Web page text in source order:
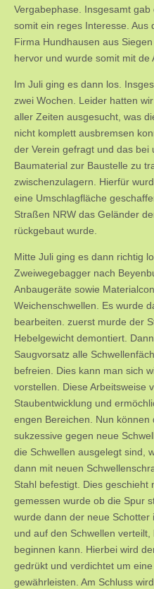
Vergabephase. Insgesamt
somit ein reges Interesse. Aus
Firma Hundhausen aus
hervor und wurde somit mit de
Im Juli ging es dann los.
zwei Wochen. Leider hatten
aller Zeiten ausgesucht, was
nicht komplett ausbremsen
der Verein gefragt und das bei
Baumaterial zur Baustelle zu
zwischenzulagern. Hierfür
eine Umschlagfläche
Straßen NRW das Geländer
rückgebaut wurde.
Mitte Juli ging es dann richtig
Zweiwegebagger nach
Anbaugeräte sowie
Weichenschwellen. Es wurde
bearbeiten. zuerst murde der
Hebelgewicht demontiert.
Saugvorsatz alle
befreien. Dies kann man sich
vorstellen. Diese Arbeitsweise
Staubentwicklung und
engen Bereichen. Nun
sukzessive gegen neue
die Schwellen ausgelegt sind,
dann mit neuen
Stahl befestigt. Dies geschieht
gemessen wurde ob die Spur
wurde dann der neue
und auf den Schwellen
beginnen kann. Hierbei wird
gedrükt und verdichtet um
gewährleisten. Am Schluss